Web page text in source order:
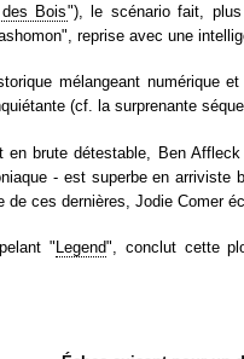
Bois"), le scénario fait,
reprise avec une
mélangeant numérique
(cf. la surprenante
en brute détestable, Ben
- est superbe en
de ces dernières, Jodie Comer
" Legend", conclut cette